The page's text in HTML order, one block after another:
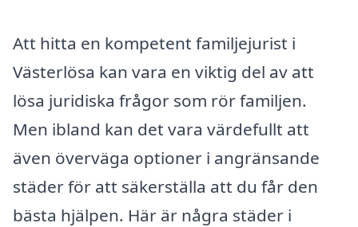
Att hitta en kompetent familjejurist i
Västerlösa kan vara en viktig del av att
lösa juridiska frågor som rör familjen.
Men ibland kan det vara värdefullt att
även överväga optioner i angränsande
städer för att säkerställa att du får den
bästa hjälpen. Här är några städer i